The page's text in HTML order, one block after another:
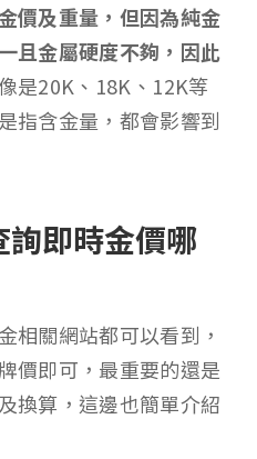
價及重量，但因為純金
且金屬硬度不夠，因此
是20K、18K、12K等
指含金量，都會影響到
即時金價哪
相關網站都可以看到，
價即可，最重要的還是
換算，這邊也簡單介紹